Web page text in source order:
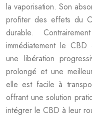
la vaporisation. Son
profiter des effets du
durable.
immédiatement le CBD
une libération
prolongé et une
elle est facile à
offrant une solution
intégrer le CBD à leur